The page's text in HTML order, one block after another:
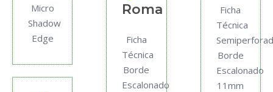
Micro
Shadow
Edge
Roma
Ficha
Técnica
Borde
Escalonado
Ficha
Técnica
Borde
Escalonado
11mm